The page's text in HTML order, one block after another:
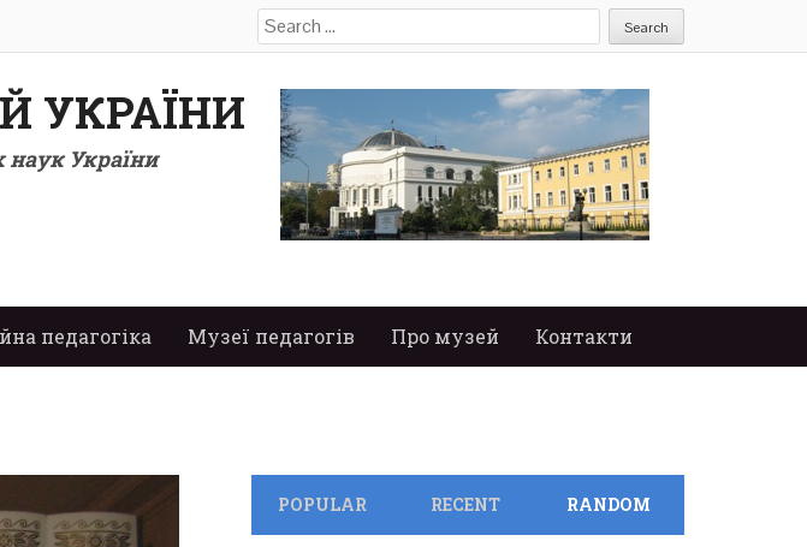
Search
for:
УКРАЇНИ
наук України
педагогіка Музеї педагогів Про музей Контакти
POPULAR RECENT RANDOM